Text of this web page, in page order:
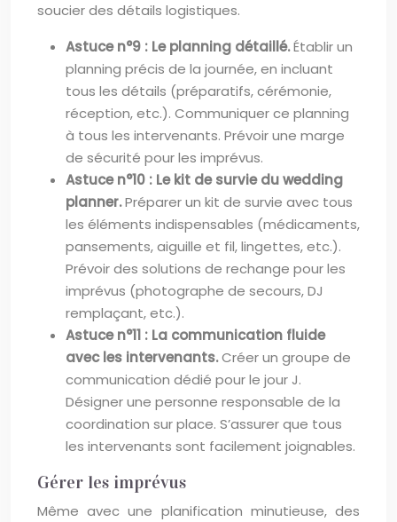
soucier des détails logistiques.
Astuce n°9 : Le planning détaillé.Établir un
planning précis de la journée, en incluant
tous les détails (préparatifs, cérémonie,
réception, etc.). Communiquer ce planning
à tous les intervenants. Prévoir une marge
de sécurité pour les imprévus.
Astuce n°10 : Le kit de survie du wedding
planner.Préparer un kit de survie avec tous
les éléments indispensables (médicaments,
pansements, aiguille et fil, lingettes, etc.).
Prévoir des solutions de rechange pour les
imprévus (photographe de secours, DJ
remplaçant, etc.).
Astuce n°11 : La communication fluide
avec les intervenants.Créer un groupe de
communication dédié pour le jour J.
Désigner une personne responsable de la
coordination sur place. S’assurer que tous
les intervenants sont facilement joignables.
Gérer les imprévus
Même avec une planification minutieuse, des